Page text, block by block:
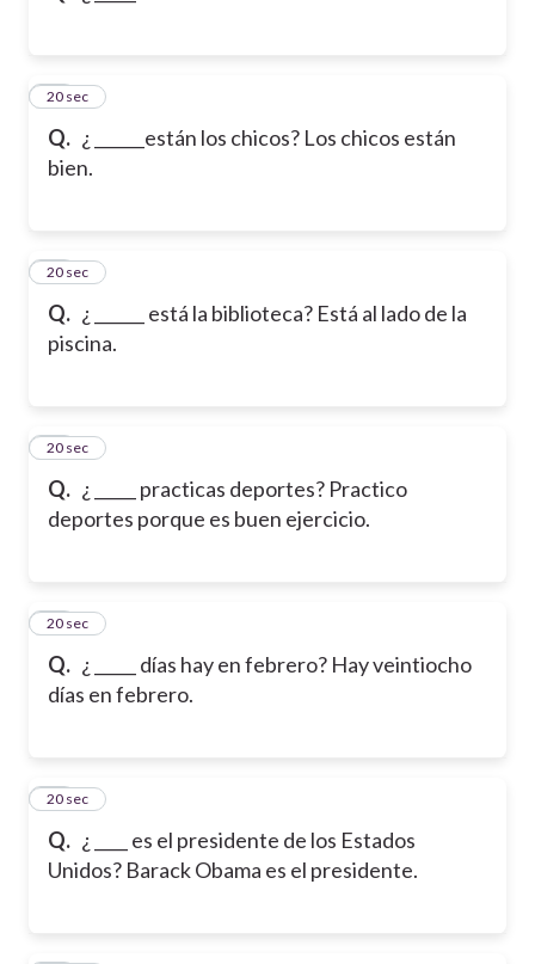
Q. ¿ ______están los chicos? Los chicos están
bien.
12
20 sec
Q. ¿ ______ está la biblioteca? Está al lado de la
piscina.
13
20 sec
Q. ¿ _____ practicas deportes? Practico
deportes porque es buen ejercicio.
14
20 sec
Q. ¿ _____ días hay en febrero? Hay veintiocho
días en febrero.
15
20 sec
Q. ¿ ____ es el presidente de los Estados
Unidos? Barack Obama es el presidente.
16
20 sec